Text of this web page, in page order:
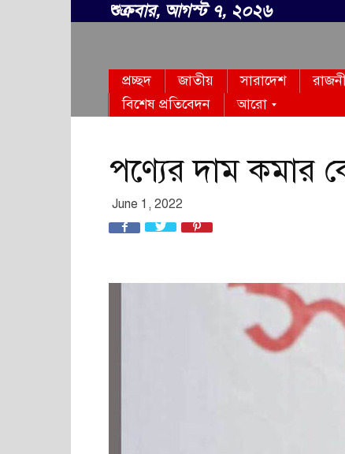
শুক্রবার, আগস্ট ৭, ২০২৬
বাংলা
প্রচ্ছদ জাতীয় সারাদেশ
বিশেষ প্রতিবেদন
আরো
পণ্যের দাম কমার
June 1, 2022